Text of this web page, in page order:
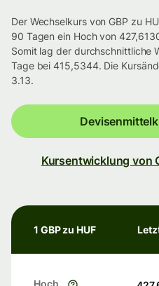
Der Wechselkurs von GBP zu
90 Tagen ein Hoch von
Somit lag der durchschnittliche
Tage bei 415,5344. Die
3.13.
Kursentwicklung von
1 GBP zu HUF